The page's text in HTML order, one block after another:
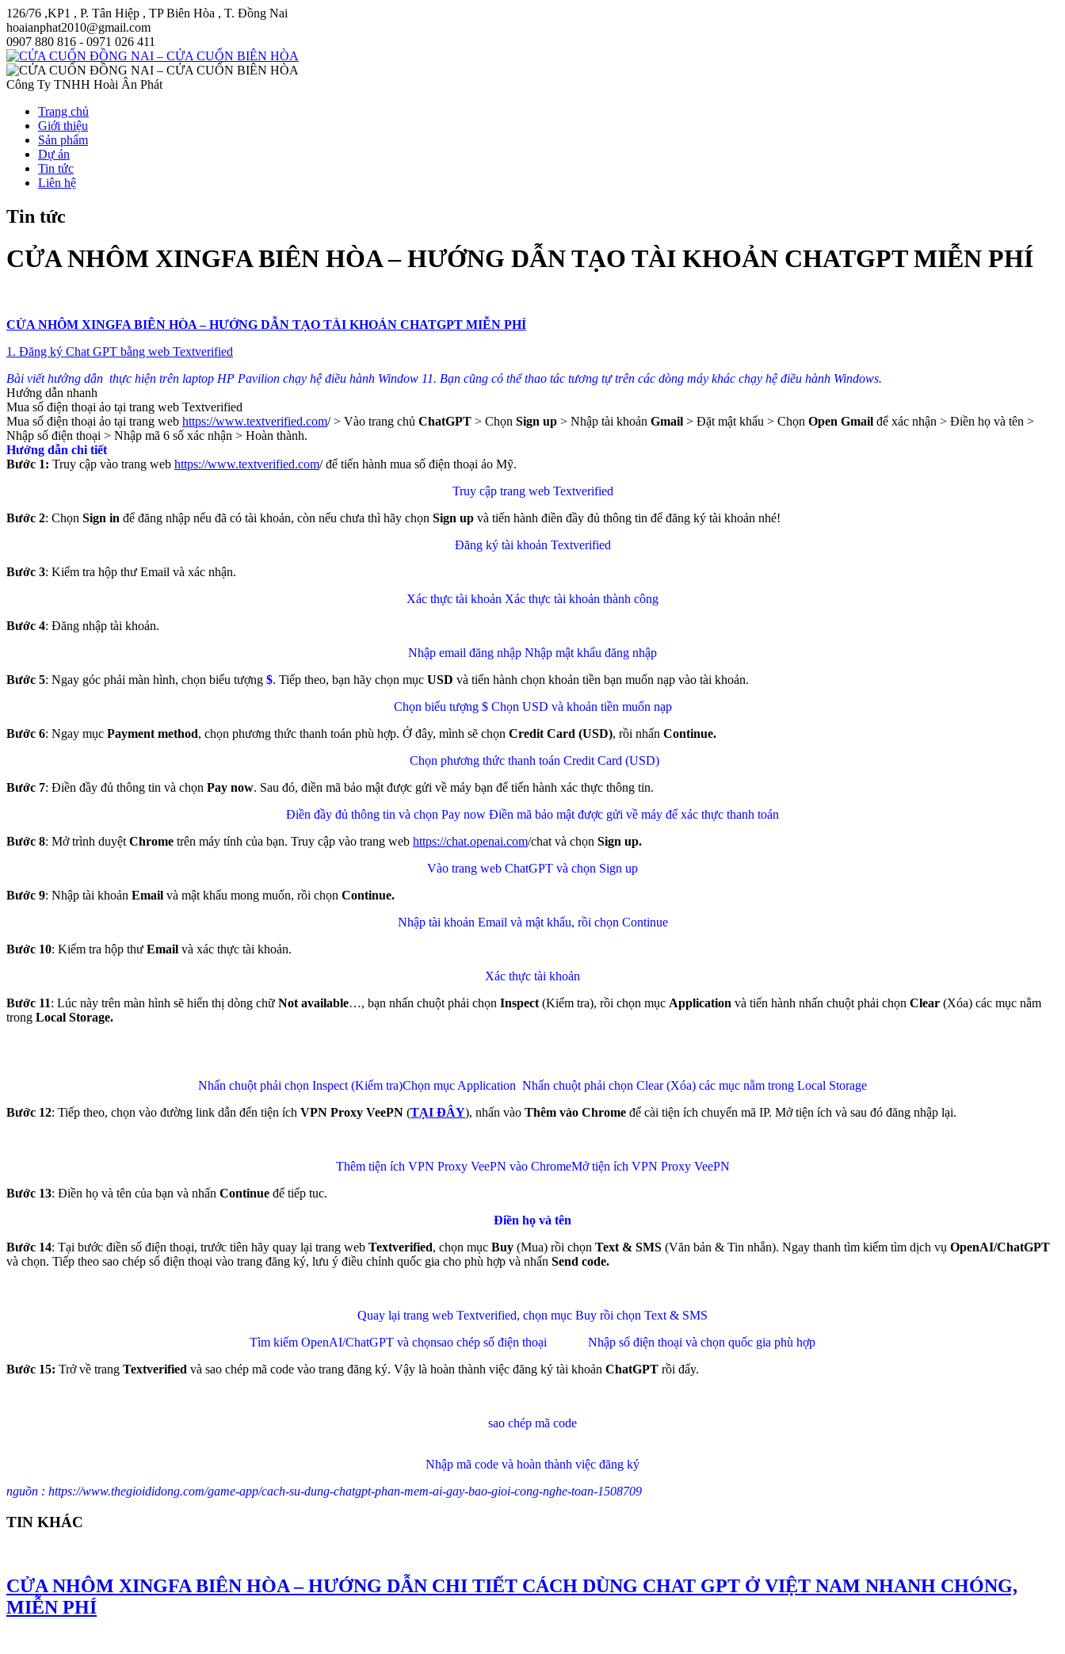
126/76 ,KP1 , P. Tân Hiệp , TP Biên Hòa , T. Đồng Nai
hoaianphat2010@gmail.com
0907 880 816 - 0971 026 411
Công Ty TNHH Hoài Ân Phát
Trang chủ
Giới thiệu
Sản phẩm
Dự án
Tin tức
Liên hệ
Tin tức
CỬA NHÔM XINGFA BIÊN HÒA – HƯỚNG DẪN TẠO TÀI KHOẢN CHATGPT MIỄN PHÍ
CỬA NHÔM XINGFA BIÊN HÒA – HƯỚNG DẪN TẠO TÀI KHOẢN CHATGPT MIỄN PHÍ
1. Đăng ký Chat GPT bằng web Textverified
Bài viết hướng dẫn thực hiện trên laptop HP Pavilion chạy hệ điều hành Window 11. Bạn cũng có thể thao tác tương tự trên các dòng máy khác chạy hệ điều hành Windows.
Hướng dẫn nhanh
Mua số điện thoại ảo tại trang web Textverified
Mua số điện thoại ảo tại trang web https://www.textverified.com/ > Vào trang chủ ChatGPT > Chọn Sign up > Nhập tài khoản Gmail > Đặt mật khẩu > Chọn Open Gmail để xác nhận > Điền họ và tên >
Nhập số điện thoại > Nhập mã 6 số xác nhận > Hoàn thành.
Hướng dẫn chi tiết
Bước 1: Truy cập vào trang web https://www.textverified.com/ để tiến hành mua số điện thoại ảo Mỹ.
Truy cập trang web Textverified
Bước 2: Chọn Sign in để đăng nhập nếu đã có tài khoản, còn nếu chưa thì hãy chọn Sign up và tiến hành điền đầy đủ thông tin để đăng ký tài khoản nhé!
Đăng ký tài khoản Textverified
Bước 3: Kiểm tra hộp thư Email và xác nhận.
Xác thực tài khoản Xác thực tài khoản thành công
Bước 4: Đăng nhập tài khoản.
Nhập email đăng nhập Nhập mật khẩu đăng nhập
Bước 5: Ngay góc phải màn hình, chọn biểu tượng $. Tiếp theo, bạn hãy chọn mục USD và tiến hành chọn khoản tiền bạn muốn nạp vào tài khoản.
Chọn biểu tượng $ Chọn USD và khoản tiền muốn nạp
Bước 6: Ngay mục Payment method, chọn phương thức thanh toán phù hợp. Ở đây, mình sẽ chọn Credit Card (USD), rồi nhấn Continue.
Chọn phương thức thanh toán Credit Card (USD)
Bước 7: Điền đầy đủ thông tin và chọn Pay now. Sau đó, điền mã bảo mật được gửi về máy bạn để tiến hành xác thực thông tin.
Điền đầy đủ thông tin và chọn Pay now Điền mã bảo mật được gửi về máy để xác thực thanh toán
Bước 8: Mở trình duyệt Chrome trên máy tính của bạn. Truy cập vào trang web https://chat.openai.com/chat và chọn Sign up.
Vào trang web ChatGPT và chọn Sign up
Bước 9: Nhập tài khoản Email và mật khẩu mong muốn, rồi chọn Continue.
Nhập tài khoản Email và mật khẩu, rồi chọn Continue
Bước 10: Kiểm tra hộp thư Email và xác thực tài khoản.
Xác thực tài khoản
Bước 11: Lúc này trên màn hình sẽ hiển thị dòng chữ Not available…, bạn nhấn chuột phải chọn Inspect (Kiểm tra), rồi chọn mục Application và tiến hành nhấn chuột phải chọn Clear (Xóa) các mục nằm
trong Local Storage.
Nhấn chuột phải chọn Inspect (Kiểm tra)Chọn mục Application Nhấn chuột phải chọn Clear (Xóa) các mục nằm trong Local Storage
Bước 12: Tiếp theo, chọn vào đường link dẫn đến tiện ích VPN Proxy VeePN (TẠI ĐÂY), nhấn vào Thêm vào Chrome để cài tiện ích chuyển mã IP. Mở tiện ích và sau đó đăng nhập lại.
Thêm tiện ích VPN Proxy VeePN vào ChromeMở tiện ích VPN Proxy VeePN
Bước 13: Điền họ và tên của bạn và nhấn Continue để tiếp tuc.
Điền họ và tên
Bước 14: Tại bước điền số điện thoại, trước tiên hãy quay lại trang web Textverified, chọn mục Buy (Mua) rồi chọn Text & SMS (Văn bản & Tin nhắn). Ngay thanh tìm kiếm tìm dịch vụ OpenAI/ChatGPT
và chọn. Tiếp theo sao chép số điện thoại vào trang đăng ký, lưu ý điều chỉnh quốc gia cho phù hợp và nhấn Send code.
Quay lại trang web Textverified, chọn mục Buy rồi chọn Text & SMS
Tìm kiếm OpenAI/ChatGPT và chọnsao chép số điện thoại
Nhập số điện thoại và chọn quốc gia phù hợp
Bước 15: Trở về trang Textverified và sao chép mã code vào trang đăng ký. Vậy là hoàn thành việc đăng ký tài khoản ChatGPT rồi đấy.
sao chép mã code
Nhập mã code và hoàn thành việc đăng ký
nguồn : https://www.thegioididong.com/game-app/cach-su-dung-chatgpt-phan-mem-ai-gay-bao-gioi-cong-nghe-toan-1508709
TIN KHÁC
CỬA NHÔM XINGFA BIÊN HÒA – HƯỚNG DẪN CHI TIẾT CÁCH DÙNG CHAT GPT Ở VIỆT NAM NHANH CHÓNG,
MIỄN PHÍ